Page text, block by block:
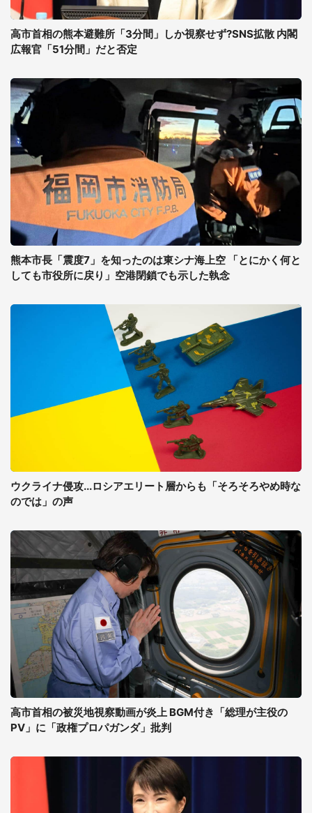
高市首相の熊本避難所「3分間」しか視察せず?SNS拡散 内閣
広報官「51分間」だと否定
熊本市長「震度7」を知ったのは東シナ海上空 「とにかく何と
しても市役所に戻り」空港閉鎖でも示した執念
ウクライナ侵攻...ロシアエリート層からも「そろそろやめ時な
のでは」の声
高市首相の被災地視察動画が炎上 BGM付き「総理が主役の
PV」に「政権プロパガンダ」批判